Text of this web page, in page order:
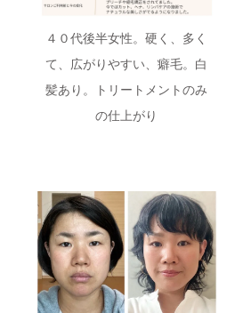
４０代後半女性。硬く、多く
て、広がりやすい、癖毛。白
髪あり。トリートメントのみ
の仕上がり